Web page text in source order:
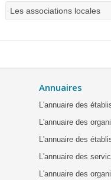
Les associations locales
Annuaires
L'annuaire des
L'annuaire des
L'annuaire des
L'annuaire des
L'annuaire des